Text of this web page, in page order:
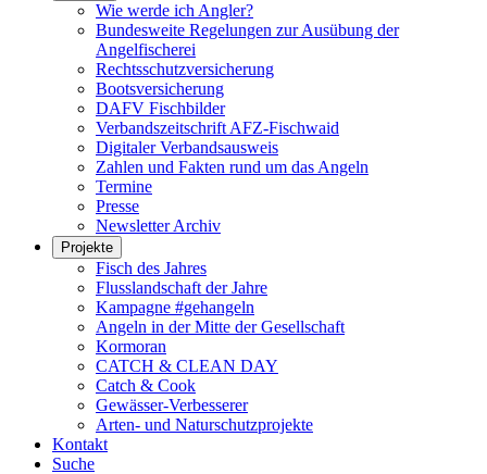
Wie werde ich Angler?
Bundesweite Regelungen zur Ausübung der
Angelfischerei
Rechtsschutzversicherung
Bootsversicherung
DAFV Fischbilder
Verbandszeitschrift AFZ-Fischwaid
Digitaler Verbandsausweis
Zahlen und Fakten rund um das Angeln
Termine
Presse
Newsletter Archiv
Projekte
Fisch des Jahres
Flusslandschaft der Jahre
Kampagne #gehangeln
Angeln in der Mitte der Gesellschaft
Kormoran
CATCH & CLEAN DAY
Catch & Cook
Gewässer-Verbesserer
Arten- und Naturschutzprojekte
Kontakt
Suche